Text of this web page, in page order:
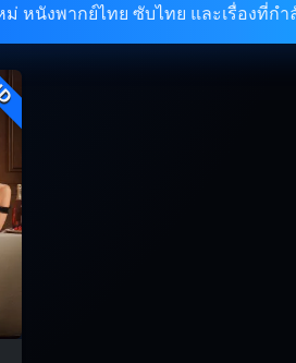
หนังพากย์ไทย ซับไทย และเรื่องที่กำ